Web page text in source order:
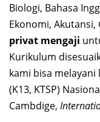
Biologi, Bahasa
Ekonomi, Akutansi,
privat mengaji
Kurikulum
kami bisa
(K13, KTSP)
Cambdige,